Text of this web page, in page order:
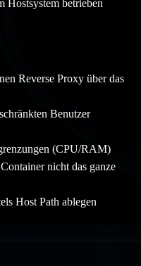
Hostsystem betrieben
Reverse Proxy über das
Benutzer
(CPU/RAM)
nicht das ganze
Host Path ablegen